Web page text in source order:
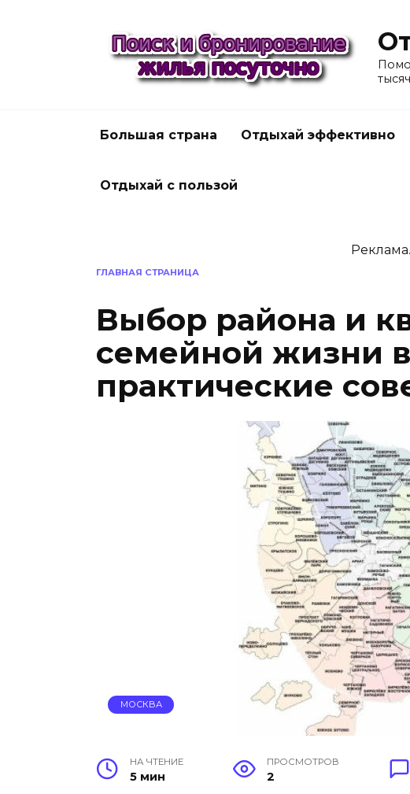
Большая страна Отдыхай эффективно
Отдыхай с пользой
ГЛАВНАЯ СТРАНИЦА
Выбор района и
семейной жизни
практические
МОСКВА
НА ЧТЕНИЕ
5 мин
ПРОСМОТРОВ
2